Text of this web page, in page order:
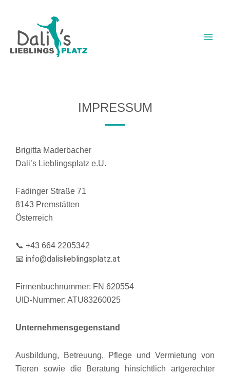
springen
IMPRESSUM
Brigitta Maderbacher
Dali’s Lieblingsplatz e.U.
Fadinger Straße 71
8143 Premstätten
Österreich
📞 +43 664 2205342
📧 info@dalislieblingsplatz.at
Firmenbuchnummer: FN 620554
UID-Nummer: ATU83260025
Unternehmensgegenstand
Ausbildung, Betreuung, Pflege und Vermietung von
Tieren sowie die Beratung hinsichtlich artgerechter